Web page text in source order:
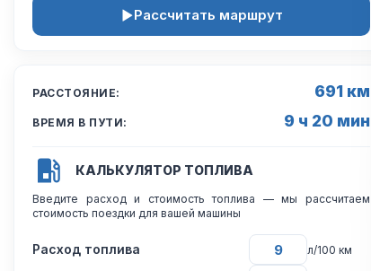
Рассчитать маршрут
РАССТОЯНИЕ: 691 км
ВРЕМЯ В ПУТИ: 9 ч 20 мин
КАЛЬКУЛЯТОР ТОПЛИВА
Введите расход и стоимость топлива — мы рассчитаем
стоимость поездки для вашей машины
Расход топлива л/100 км